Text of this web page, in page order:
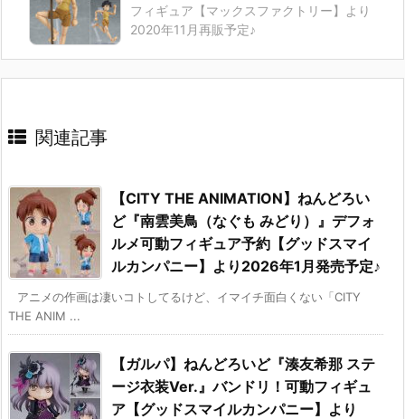
フィギュア【マックスファクトリー】より
2020年11月再販予定♪
関連記事
【CITY THE ANIMATION】ねんどろい
ど『南雲美鳥（なぐも みどり）』デフォ
ルメ可動フィギュア予約【グッドスマイ
ルカンパニー】より2026年1月発売予定♪
アニメの作画は凄いコトしてるけど、イマイチ面白くない「CITY
THE ANIM ...
【ガルパ】ねんどろいど『湊友希那 ステ
ージ衣装Ver.』バンドリ！可動フィギュ
ア【グッドスマイルカンパニー】より